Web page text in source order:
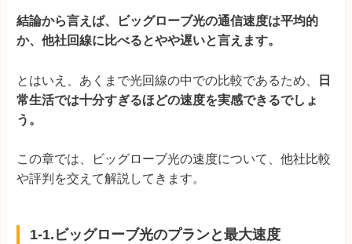
結論から言えば、ビッグローブ光の通信速度は平均的
か、他社回線に比べるとやや遅いと言えます。
とはいえ、あくまで光回線の中での比較であるため、
日
常生活では十分すぎるほどの速度を実感できるでしょ
う。
この章では、ビッグローブ光の速度について、他社比較
や評判を交えて解説してきます。
1-1.ビッグローブ光のプランと最大速度